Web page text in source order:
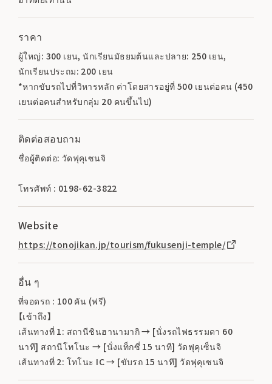
ราคา
ผู้ใหญ่: 300 เยน, นักเรียนมัธยมต้นและปลาย: 250 เยน,
นักเรียนประถม: 200 เยน
*หากขับรถไปที่วิหารหลัก ค่าโดยสารอยู่ที่ 500 เยนต่อคน (450
เยนต่อคนสำหรับกลุ่ม 20 คนขึ้นไป)
ติดต่อสอบถาม
ชื่อผู้ติดต่อ: วัดฟุคุเซนจิ
โทรศัพท์ : 0198-62-3822
Website
https://tonojikan.jp/tourism/fukusenji-temple/
อื่น ๆ
ที่จอดรถ : 100 คัน (ฟรี)
【เข้าถึง】
เส้นทางที่ 1: สถานีชินฮานามากิ → [นั่งรถไฟธรรมดา 60
นาที] สถานีโทโนะ → [นั่งแท็กซี่ 15 นาที] วัดฟุคุเซ็นจิ
เส้นทางที่ 2: โทโนะ IC → [ขับรถ 15 นาที] วัดฟุคุเซนจิ